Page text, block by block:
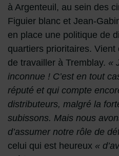
à Argenteuil, au sein des
Figuier blanc et Jean-
en place une politique de
quartiers prioritaires.
de travailler à Tremblay. «
inconnue ! C’est en tout
réputé et qui compte
distributeurs, malgré la
subissons. Mais nous
d’assumer notre rôle de
celui qui est heureux «